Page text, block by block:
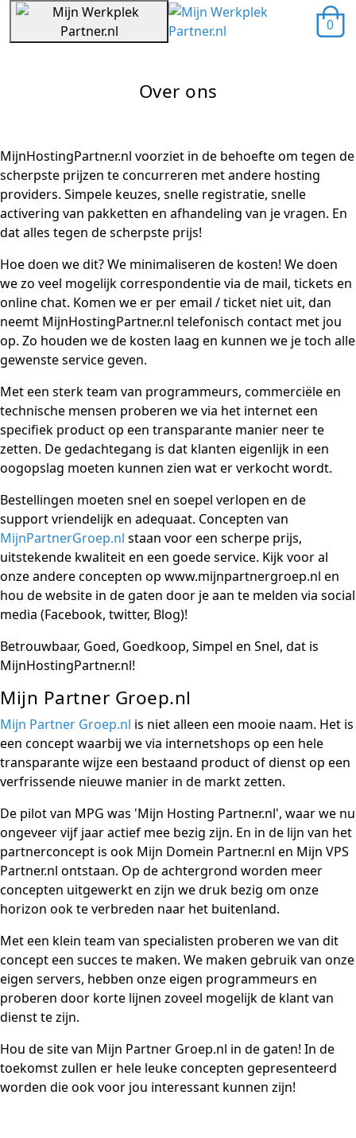
0
Over ons
MijnHostingPartner.nl voorziet in de behoefte om tegen de
scherpste prijzen te concurreren met andere hosting
providers. Simpele keuzes, snelle registratie, snelle
activering van pakketten en afhandeling van je vragen. En
dat alles tegen de scherpste prijs!
Hoe doen we dit? We minimaliseren de kosten! We doen
we zo veel mogelijk correspondentie via de mail, tickets en
online chat. Komen we er per email / ticket niet uit, dan
neemt MijnHostingPartner.nl telefonisch contact met jou
op. Zo houden we de kosten laag en kunnen we je toch alle
gewenste service geven.
Met een sterk team van programmeurs, commerciële en
technische mensen proberen we via het internet een
specifiek product op een transparante manier neer te
zetten. De gedachtegang is dat klanten eigenlijk in een
oogopslag moeten kunnen zien wat er verkocht wordt.
Bestellingen moeten snel en soepel verlopen en de
support vriendelijk en adequaat. Concepten van
MijnPartnerGroep.nl staan voor een scherpe prijs,
uitstekende kwaliteit en een goede service. Kijk voor al
onze andere concepten op www.mijnpartnergroep.nl en
hou de website in de gaten door je aan te melden via social
media (Facebook, twitter, Blog)!
Betrouwbaar, Goed, Goedkoop, Simpel en Snel, dat is
MijnHostingPartner.nl!
Mijn Partner Groep.nl
Mijn Partner Groep.nl is niet alleen een mooie naam. Het is
een concept waarbij we via internetshops op een hele
transparante wijze een bestaand product of dienst op een
verfrissende nieuwe manier in de markt zetten.
De pilot van MPG was 'Mijn Hosting Partner.nl', waar we nu
ongeveer vijf jaar actief mee bezig zijn. En in de lijn van het
partnerconcept is ook Mijn Domein Partner.nl en Mijn VPS
Partner.nl ontstaan. Op de achtergrond worden meer
concepten uitgewerkt en zijn we druk bezig om onze
horizon ook te verbreden naar het buitenland.
Met een klein team van specialisten proberen we van dit
concept een succes te maken. We maken gebruik van onze
eigen servers, hebben onze eigen programmeurs en
proberen door korte lijnen zoveel mogelijk de klant van
dienst te zijn.
Hou de site van Mijn Partner Groep.nl in de gaten! In de
toekomst zullen er hele leuke concepten gepresenteerd
worden die ook voor jou interessant kunnen zijn!